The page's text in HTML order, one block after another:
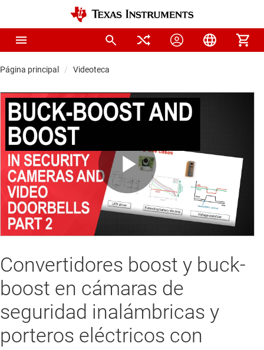
Página principal Videoteca
Play
Video
Convertidores boost y buck-
boost en cámaras de
seguridad inalámbricas y
porteros eléctricos con